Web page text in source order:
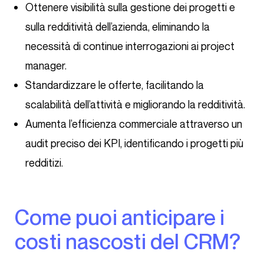
Ottenere visibilità sulla gestione dei progetti e
sulla redditività dell’azienda, eliminando la
necessità di continue interrogazioni ai project
manager.
Standardizzare le offerte, facilitando la
scalabilità dell’attività e migliorando la redditività.
Aumenta l’efficienza commerciale attraverso un
audit preciso dei KPI, identificando i progetti più
redditizi.
Come puoi anticipare i
costi nascosti del CRM?